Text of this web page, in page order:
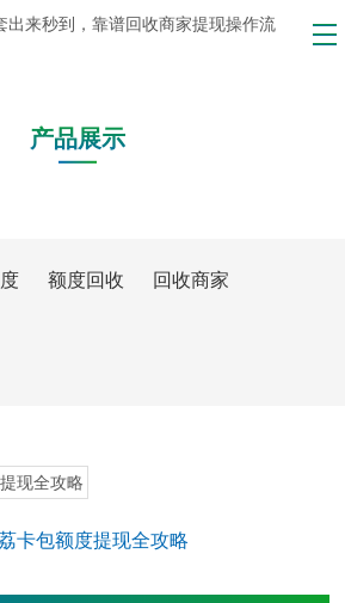
产品展示
额度回收 回收商家
卡包额度提现全攻略